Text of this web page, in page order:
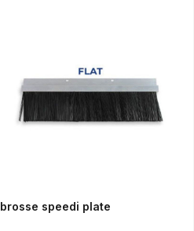
brosse speedi plate